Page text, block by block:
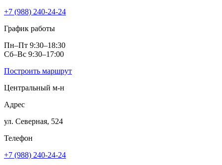
+7 (988) 240-24-24
График работы
Пн–Пт 9:30–18:30
Сб–Вс 9:30–17:00
Построить маршрут
Центральный м‑н
Адрес
ул. Северная, 524
Телефон
+7 (988) 240-24-24